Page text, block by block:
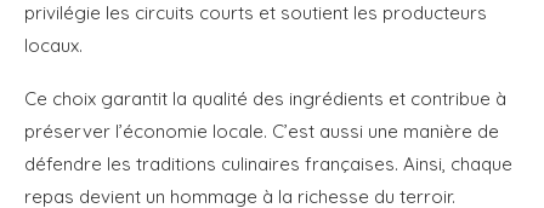
privilégie les circuits courts et soutient les producteurs
locaux.
Ce choix garantit la qualité des ingrédients et contribue à
préserver l’économie locale. C’est aussi une manière de
défendre les traditions culinaires françaises. Ainsi, chaque
repas devient un hommage à la richesse du terroir.